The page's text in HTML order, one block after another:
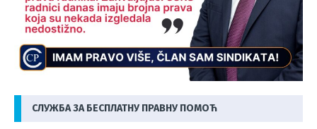
СЛУЖБА ЗА БЕСПЛАТНУ ПРАВНУ ПОМОЋ